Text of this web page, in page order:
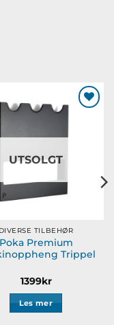
UTSOLGT
DIVERSE TILBEHØR
Poka Premium
Trippel
1399kr
Les mer